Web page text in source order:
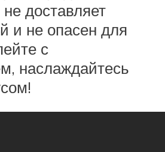
доставляет
и не опасен для
с
наслаждайтесь